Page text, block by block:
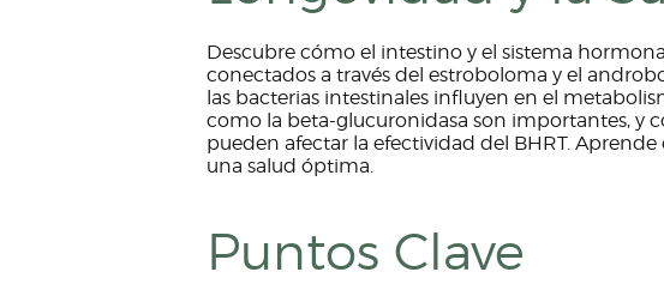
Descubre cómo el intestino y el sistema
conectados a través del estroboloma y el
las bacterias intestinales influyen en el
como la beta-glucuronidasa son importantes, y
pueden afectar la efectividad del BHRT.
una salud óptima.
Puntos Clave